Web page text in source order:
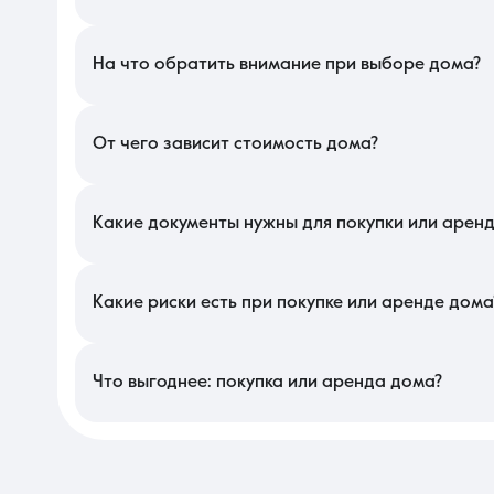
На что обратить внимание при выборе дома?
От чего зависит стоимость дома?
Какие документы нужны для покупки или
Какие риски есть при покупке или аренде
Что выгоднее: покупка или аренда дома?